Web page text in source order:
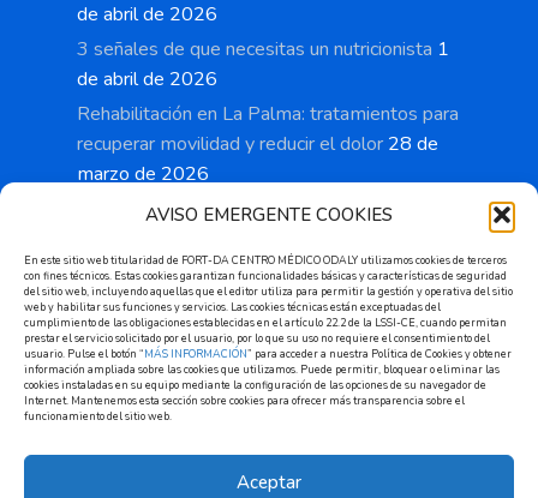
AVISO EMERGENTE COOKIES
En este sitio web titularidad de FORT-DA CENTRO MÉDICO ODALY utilizamos cookies de terceros
con fines técnicos. Estas cookies garantizan funcionalidades básicas y características de seguridad
del sitio web, incluyendo aquellas que el editor utiliza para permitir la gestión y operativa del sitio
web y habilitar sus funciones y servicios. Las cookies técnicas están exceptuadas del
cumplimiento de las obligaciones establecidas en el artículo 22.2 de la LSSI-CE, cuando permitan
prestar el servicio solicitado por el usuario, por lo que su uso no requiere el consentimiento del
usuario. Pulse el botón “MÁS INFORMACIÓN” para acceder a nuestra Política de Cookies y obtener
información ampliada sobre las cookies que utilizamos. Puede permitir, bloquear o eliminar las
cookies instaladas en su equipo mediante la configuración de las opciones de su navegador de
Internet. Mantenemos esta sección sobre cookies para ofrecer más transparencia sobre el
funcionamiento del sitio web.
Aceptar
de abril de 2026
3 señales de que necesitas un nutricionista 1
de abril de 2026
Rehabilitación en La Palma: tratamientos para
recuperar movilidad y reducir el dolor 28 de
marzo de 2026
Cita previa
Solicitar